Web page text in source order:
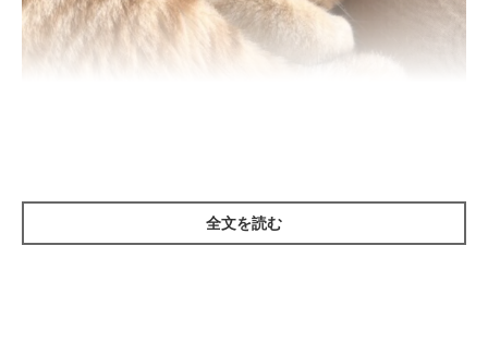
ねこのきもち投稿写真ギャラリー
全文を読む